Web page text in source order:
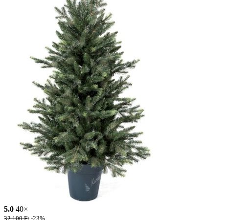
5.0 40×
32,100Ft -23%